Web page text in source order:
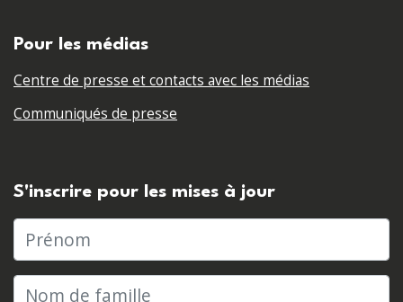
Pour les médias
Centre de presse et contacts avec les médias
Communiqués de presse
S'inscrire pour les mises à jour
Prénom
Nom de famille